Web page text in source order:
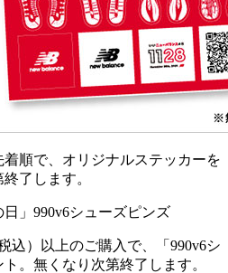
順で、オリジナルステッカーを
了します。
込）以上のご購入で、「990v6シ
。無くなり次第終了します。